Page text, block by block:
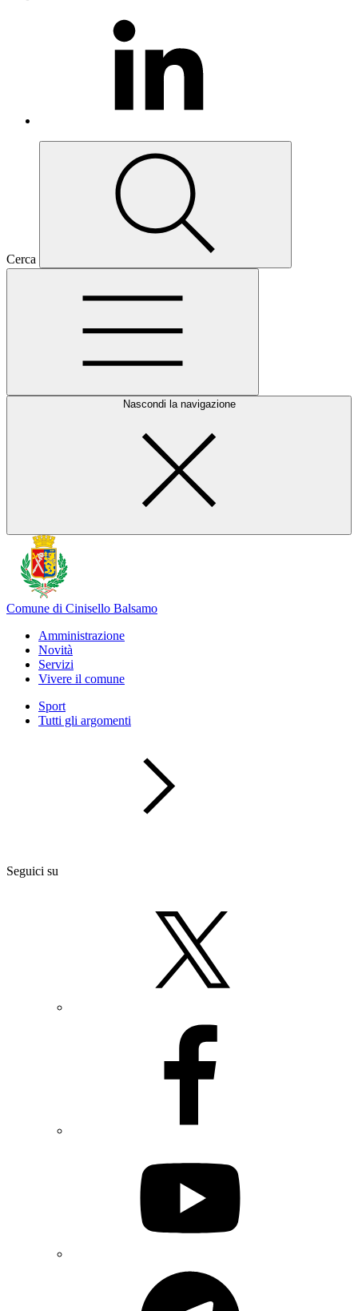
Cerca
Nascondi la navigazione
Comune di Cinisello Balsamo
Amministrazione
Novità
Servizi
Vivere il comune
Sport
Tutti gli argomenti
Seguici su